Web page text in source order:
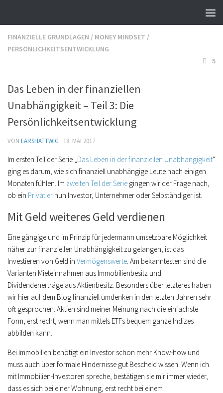
FINANZIELLE GRUNDLAGEN / MONEY MINDSET /
PERSÖNLICHKEITSENTWICKLUNG
5
Das Leben in der finanziellen
Unabhängigkeit – Teil 3: Die
Persönlichkeitsentwicklung
VON LARSHATTWIG · 18. MAI 2017
Im ersten Teil der Serie „Das Leben in der finanziellen Unabhängigkeit“
ging es darum, wie sich finanziell unabhängige Leute nach einigen
Monaten fühlen. Im zweiten Teil der Serie gingen wir der Frage nach,
ob ein Privatier nun Investor, Unternehmer oder Selbständiger ist.
Mit Geld weiteres Geld verdienen
Eine gängige und im Prinzip für jedermann umsetzbare Möglichkeit
näher zur finanziellen Unabhängigkeit zu gelangen, ist das
Investieren von Geld in Vermögenswerte. Am bekanntesten sind die
Varianten Mieteinnahmen aus Immobilienbesitz und
Dividendenerträge aus Aktienbesitz. Besonders über letzteres haben
wir hier auf dem Blog finanziell umdenken in den letzten Jahren sehr
oft gesprochen. Aktien sind meiner Meinung nach die einfachste
Form, erst recht, wenn man mittels ETFs bequem ganze Indizes
abbilden kann.
Bei Immobilien benötigt ein Investor schon mehr Know-how und
muss auch über formale Hindernisse gut Bescheid wissen. Wenn ich
mit Immobilien-Investoren spreche, bestätigen sie mir immer wieder,
dass es sich bei einer Wohnung, erst recht bei einem